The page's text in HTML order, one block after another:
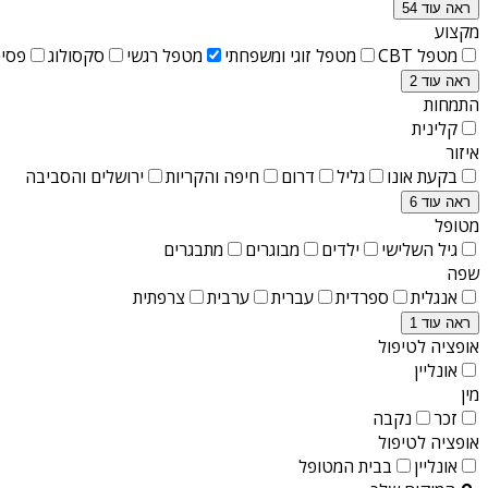
ראה עוד 54
מקצוע
מטפל CBT
מטפל זוגי ומשפחתי מטפל רגשי סקסולוג
ראה עוד 2
התמחות
קלינית
איזור
בקעת אונו
גליל דרום חיפה והקריות ירושלים והסביבה
ראה עוד 6
מטופל
גיל השלישי
ילדים מבוגרים
מתבגרים
שפה
אנגלית
ספרדית עברית ערבית צרפתית
ראה עוד 1
אופציה לטיפול
אונליין
מין
זכר
נקבה
אופציה לטיפול
אונליין
בבית המטופל